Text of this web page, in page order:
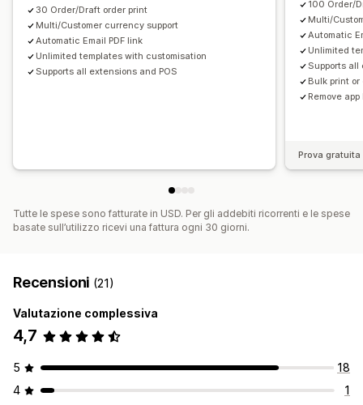
Download in blocco
Denominazione dei file
Automazione delle email
Stampa ed esportazione Report
Sicurezza dei dati
30 Order/Draft order print
Multi/Customer currency support
Automatic Email PDF link
Unlimited templates with customisation
Supports all extensions and POS
100 Order/
Multi/
Automatic
Unlimited
Supports all
Bulk print or
Remove
Prova
Tutte le spese sono fatturate in USD. Per gli addebiti ricorrenti e le spese
basate sull’utilizzo ricevi una fattura ogni 30 giorni.
Recensioni (21)
Valutazione complessiva
4,7
5
18
4
1